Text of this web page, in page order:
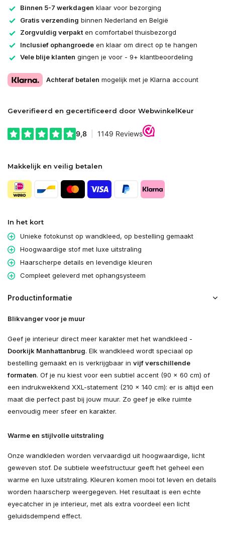
Binnen 5-7 werkdagen klaar voor bezorging
Gratis verzending binnen Nederland en België
Zorgvuldig verpakten comfortabel thuisbezorgd
Inclusief ophangroede en klaar om direct op te hangen
Vele blije klanten gingen je voor - 9+ klantbeoordeling
Achteraf betalen mogelijk met je Klarna account
Geverifieerd en gecertificeerd door WebwinkelKeur
Makkelijk en veilig betalen
In het kort
Unieke fotokunst op wandkleed, op bestelling gemaakt
Hoogwaardige stof met luxe uitstraling
Haarscherpe details en levendige kleuren
Compleet geleverd met ophangsysteem
Productinformatie
Blikvanger voor je muur
Geef je interieur direct meer karakter met het wandkleed -
Doorkijk Manhattanbrug. Elk wandkleed wordt speciaal op
bestelling gemaakt en is verkrijgbaar in vijf verschillende
formaten. Of je nu kiest voor een subtiel accent (90 × 60 cm) of
een indrukwekkend XXL-statement (210 × 140 cm): er is altijd een
maat die perfect past bij jouw muur. Zo geef je elke ruimte
eenvoudig meer sfeer en karakter.
Warme en stijlvolle uitstraling
Onze wandkleden worden vervaardigd uit hoogwaardige, licht
geweven stof. De subtiele weefstructuur geeft het geheel een
warme en luxe uitstraling. Kleuren komen mooi tot leven en details
worden haarscherp weergegeven. Het resultaat is een echte
eyecatcher in je interieur, met als extra voordeel een licht
geluidsdempend effect.